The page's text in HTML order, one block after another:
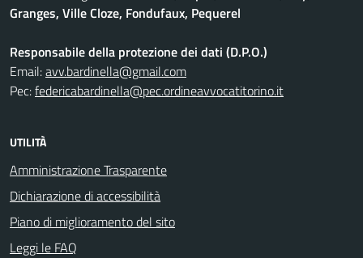
Granges, Ville Cloze, Fondufaux, Pequerel
Responsabile della protezione dei dati (D.P.O.)
Email:avv.bardinella@gmail.com
Pec:federicabardinella@pec.ordineavvocatitorino.it
UTILITÀ
Amministrazione Trasparente
Dichiarazione di accessibilità
Piano di miglioramento del sito
Leggi le FAQ